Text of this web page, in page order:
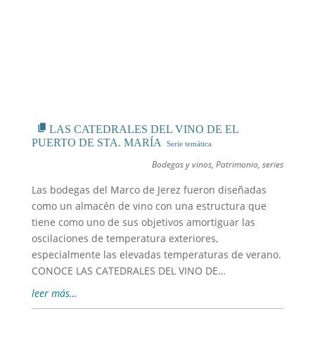
LAS CATEDRALES DEL VINO DE EL
PUERTO DE STA. MARÍA
Bodegas y vinos,Patrimonio,series
Las bodegas del Marco de Jerez fueron diseñadas
como un almacén de vino con una estructura que
tiene como uno de sus objetivos amortiguar las
oscilaciones de temperatura exteriores,
especialmente las elevadas temperaturas de verano.
CONOCE LAS CATEDRALES DEL VINO DE…
leer más…